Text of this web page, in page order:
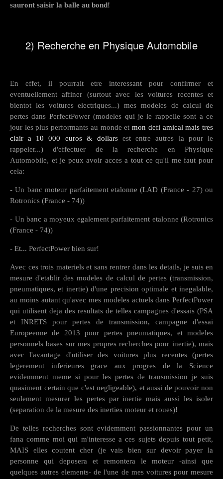
sauront saisir la balle au bond!
2) Recherche en Physique Automobile
En effet, il pourrait etre interessant pour confirmer et
eventuellement affiner (surtout avec les voitures recentes et
bientot les voitures electriques...) mes modeles de calcul de
pertes dans PerfectPower (modeles qui je le rappelle sont a ce
jour les plus performants au monde etmon defi amical mais tres
clair a 10 000 euros & dollars est entre autres la pour le
rappeler...) d'effectuer de la recherche en Physique
Automobile, et je peux avoir acces a tout ce qu'il me faut pour
cela:
- Un banc moteur parfaitement etalonne (LAD (France - 27) ou
Rotronics (France - 74))
- Un banc a moyeux egalement parfaitement etalonne (Rotronics
(France - 74))
- Et... PerfectPower bien sur!
Avec ces trois materiels et sans rentrer dans les details, je suis en
mesure d'etablir des modeles de calcul de pertes (transmission,
pneumatiques, et inertie) d'une precision optimale et inegalable,
au moins autant qu'avec mes modeles actuels dans PerfectPower
qui utilisent deja des resultats de telles campagnes d'essais (PSA
et INRETS pour pertes de transmission, campagne d'essai
Europeenne de 2013 pour pertes pneumatiques, et modeles
personnels bases sur mes propres recherches pour inertie), mais
avec l'avantage d'utiliser des voitures plus recentes (pertes
legerement inferieures grace aux progres de la Science
evidemment meme si pour les pertes de transmission je suis
quasiment certain que c'est negligeable), et aussi de pouvoir non
seulement mesurer les pertes par inertie mais aussi les isoler
(separation de la mesure des inerties moteur et roues)!
De telles recherches sont evidemment passionnantes pour un
fana comme moi qui m'interesse a ces sujets depuis tout petit,
MAIS elles coutent cher (je vais bien sur devoir payer la
personne qui deposera et remontera le moteur -ainsi que
quelques autres elements- de l'une de mes voitures pour mesure